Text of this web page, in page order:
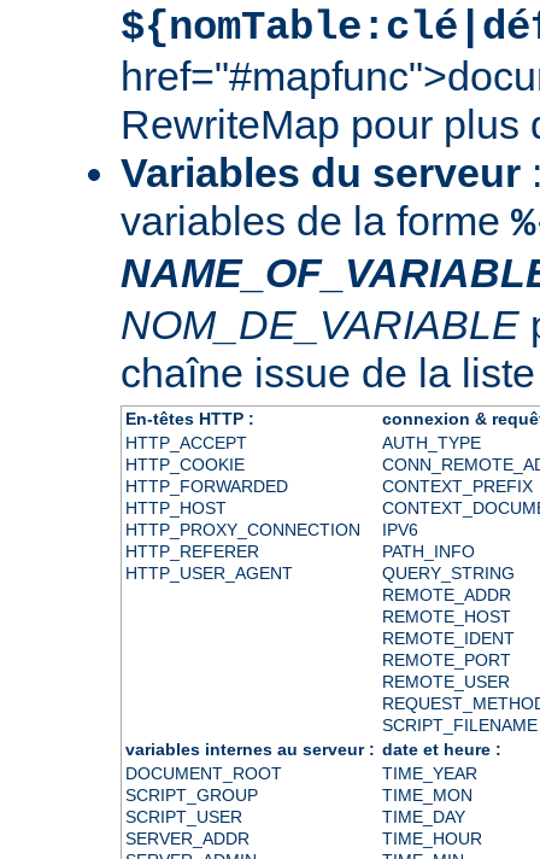
RewriteMap pour plus
Variables du serveur
variables de la forme
NOM_DE_VARIABLE
chaîne issue de la
En-têtes HTTP :
connexion &
HTTP_ACCEPT
HTTP_COOKIE
HTTP_FORWARDED
HTTP_HOST
HTTP_PROXY_CONNECTION
HTTP_REFERER
HTTP_USER_AGENT
AUTH_TYPE
CONTEXT_PREFIX
IPV6
PATH_INFO
QUERY_STRING
REMOTE_ADDR
REMOTE_HOST
REMOTE_IDENT
REMOTE_PORT
REMOTE_USER
SCRIPT_FILENAME
variables internes au serveur : date et heure :
DOCUMENT_ROOT
SCRIPT_GROUP
SCRIPT_USER
SERVER_ADDR
TIME_YEAR
TIME_MON
TIME_DAY
TIME_HOUR